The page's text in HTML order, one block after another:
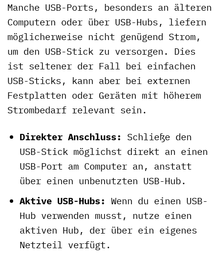
Manche USB-Ports, besonders an älteren
Computern oder über USB-Hubs, liefern
möglicherweise nicht genügend Strom,
um den USB-Stick zu versorgen. Dies
ist seltener der Fall bei einfachen
USB-Sticks, kann aber bei externen
Festplatten oder Geräten mit höherem
Strombedarf relevant sein.
Direkter Anschluss: Schließe den
USB-Stick möglichst direkt an einen
USB-Port am Computer an, anstatt
über einen unbenutzten USB-Hub.
Aktive USB-Hubs: Wenn du einen USB-
Hub verwenden musst, nutze einen
aktiven Hub, der über ein eigenes
Netzteil verfügt.